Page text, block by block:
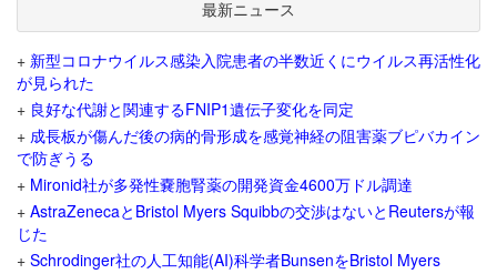
最新ニュース
+ 新型コロナウイルス感染入院患者の半数近くにウイルス再活性化
が見られた
+ 良好な代謝と関連するFNIP1遺伝子変化を同定
+ 成長板が傷んだ後の病的骨形成を感覚神経の阻害薬ブピバカイン
で防ぎうる
+ Mironid社が多発性嚢胞腎薬の開発資金4600万ドル調達
+ AstraZenecaとBristol Myers Squibbの交渉はないとReutersが報
じた
+ Schrodinger社の人工知能(AI)科学者BunsenをBristol Myers